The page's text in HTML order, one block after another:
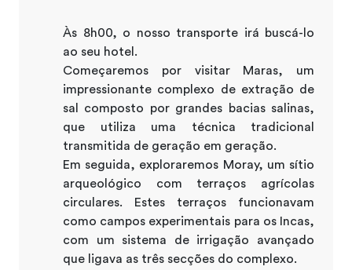
Às 8h00, o nosso transporte irá buscá-lo
ao seu hotel.
Começaremos por visitar Maras, um
impressionante complexo de extração de
sal composto por grandes bacias salinas,
que utiliza uma técnica tradicional
transmitida de geração em geração.
Em seguida, exploraremos Moray, um sítio
arqueológico com terraços agrícolas
circulares. Estes terraços funcionavam
como campos experimentais para os Incas,
com um sistema de irrigação avançado
que ligava as três secções do complexo.